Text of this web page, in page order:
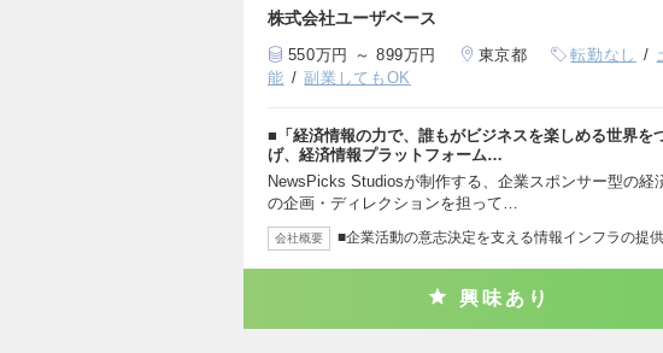
株式会社ユーザベース
550万円 ～ 899万円 東京都 転勤なし
能
副業してもOK
■「経済情報の力で、誰もがビジネスを楽しめる世界を
げ、経済情報プラットフォーム…
NewsPicks Studiosが制作する、企業スポンサー型の経
の企画・ディレクションを担って…
会社概要 ■企業活動の意志決定を支える情報インフラの提供
興味あり